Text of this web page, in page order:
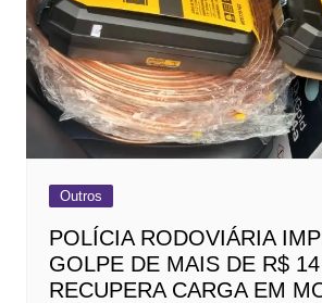
Outros
POLÍCIA RODOVIÁRIA
GOLPE DE MAIS DE R$
RECUPERA CARGA EM